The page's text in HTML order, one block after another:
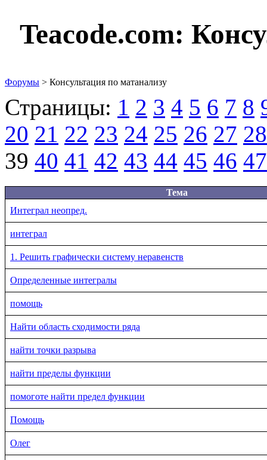
Teacode.com:
Форумы > Консультация по матанализу
Страницы: 1 2 3 4 5 6 7 8
20 21 22 23 24 25 26 27 28
39 40 41 42 43 44 45 46 47
Тема
Интеграл неопред.
интеграл
1. Решить графически систему неравенств
Определенные интегралы
помощь
Найти область сходимости ряда
найти точки разрыва
найти пределы функции
помоготе найти предел функции
Помощь
Олег